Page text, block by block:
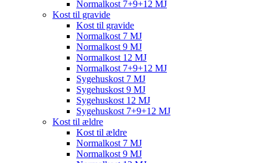
Normalkost 7+9+12 MJ
Kost til gravide
Kost til gravide
Normalkost 7 MJ
Normalkost 9 MJ
Normalkost 12 MJ
Normalkost 7+9+12 MJ
Sygehuskost 7 MJ
Sygehuskost 9 MJ
Sygehuskost 12 MJ
Sygehuskost 7+9+12 MJ
Kost til ældre
Kost til ældre
Normalkost 7 MJ
Normalkost 9 MJ